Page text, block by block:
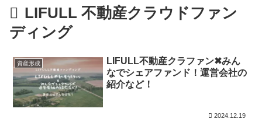
LIFULL 不動産クラウドファン
ディング
資産形成
LIFULL不動産クラファン✖︎みん
なでシェアファンド！運営会社の
紹介など！
2024.12.19